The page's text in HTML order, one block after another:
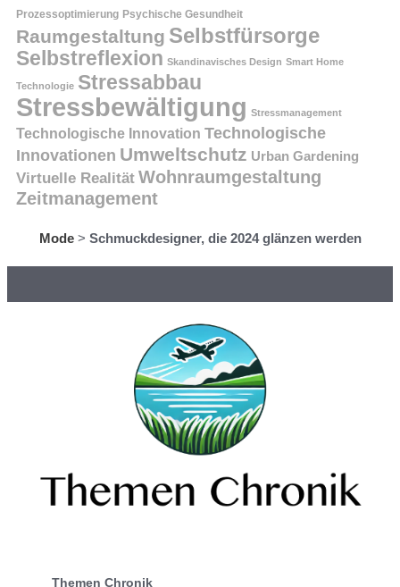
Prozessoptimierung Psychische Gesundheit
Raumgestaltung Selbstfürsorge
Selbstreflexion Skandinavisches Design Smart Home
Technologie Stressabbau
Stressbewältigung Stressmanagement
Technologische Innovation Technologische
Innovationen Umweltschutz Urban Gardening
Virtuelle Realität Wohnraumgestaltung
Zeitmanagement
Mode> Schmuckdesigner, die 2024 glänzen werden
Themen Chronik